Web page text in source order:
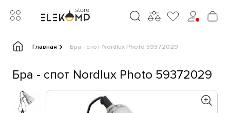
Главная Бра - спот Nordlux Photo 59372029
Бра - спот Nordlux Photo 59372029